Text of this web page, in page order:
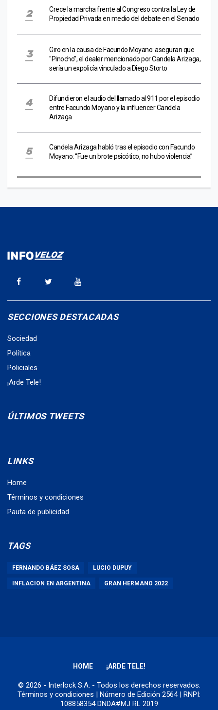
Crece la marcha frente al Congreso contra la Ley de
Propiedad Privada en medio del debate en el Senado
Giro en la causa de Facundo Moyano: aseguran que
"Pinocho", el dealer mencionado por Candela Arizaga,
sería un expolicía vinculado a Diego Storto
Difundieron el audio del llamado al 911 por el episodio
entre Facundo Moyano y la influencer Candela
Arizaga
Candela Arizaga habló tras el episodio con Facundo
Moyano: “Fue un brote psicótico, no hubo violencia”
SECCIONES DESTACADAS
Sociedad
Política
Policiales
¡Arde Tele!
ÚLTIMOS TWEETS
LINKS
Home
Términos y condiciones
Pauta de publicidad
TAGS
FERNANDO BÁEZ SOSA LUCIO DUPUY
INFLACION EN ARGENTINA GRAN HERMANO 2022
HOME ¡ARDE TELE!
© 2026 - Interlock S.A. - Todos los derechos reservados.
Términos y condiciones | Número de Edición 2564 | RNPI:
108858354 DNDA#MJ RL 2019